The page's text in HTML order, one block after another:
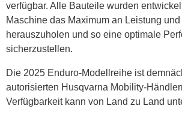
verfügbar. Alle Bauteile wurden
Maschine das Maximum an Leistung
herauszuholen und so eine optimale
sicherzustellen.
Die 2025 Enduro-Modellreihe ist
autorisierten Husqvarna Mobility-
Verfügbarkeit kann von Land zu Land